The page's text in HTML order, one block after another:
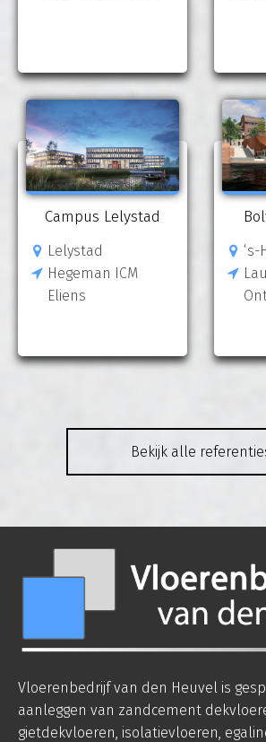
Campus Lelystad
Lelystad
Hegeman ICM
Eliens
Bekijk alle
Vloerenbedrijf van den Heuvel is
aanleggen van zandcement
gietdekvloeren, isolatievloeren,